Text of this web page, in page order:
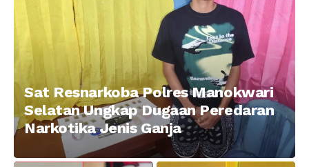
Sat Resnarkoba Polres Manokwari
Selatan Ungkap Dugaan Peredaran
Narkotika Jenis Ganja